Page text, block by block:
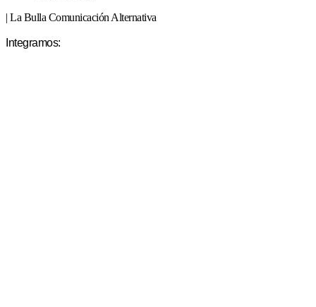
| La Bulla Comunicación Alternativa
Integramos: